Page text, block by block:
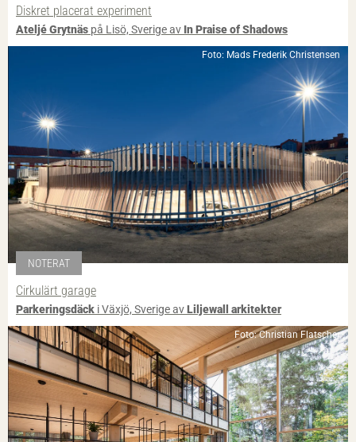
Diskret placerat experiment
Ateljé Grytnäs på Lisö, Sverige av In Praise of Shadows
Foto: Mads Frederik Christensen
NOTERAT
Cirkulärt garage
Parkeringsdäck i Växjö, Sverige avLiljewall arkitekter
Foto: Christian Flatscher